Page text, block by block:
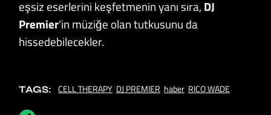
eşsiz eserlerini keşfetmenin yanı sıra, DJ
Premier‘in müziğe olan tutkusunu da
hissedebilecekler.
TAGS: CELL THERAPY DJ PREMIER haber RICO WADE